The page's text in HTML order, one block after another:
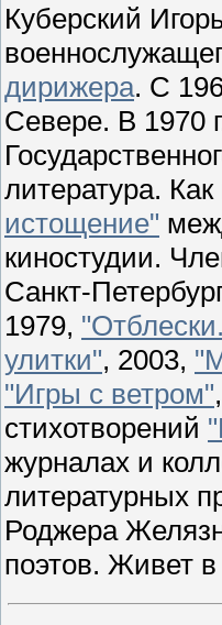
Куберский
дирижера. С
Севере. В 1970
литература.
истощение"
киностудии.
Санкт-
1979,
улитки", 2003,
"Игры с ветром",
стихотворений
журналах и
литературных
Роджера
поэтов. Живет